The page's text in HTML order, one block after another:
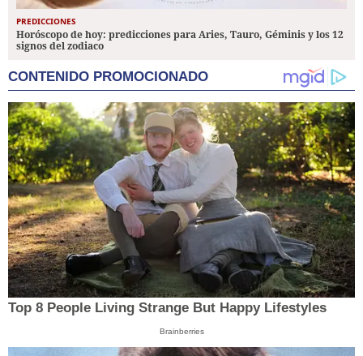
PREDICCIONES
Horóscopo de hoy: predicciones para Aries, Tauro, Géminis y los 12
signos del zodiaco
CONTENIDO PROMOCIONADO
Top 8 People Living Strange But Happy Lifestyles
Brainberries